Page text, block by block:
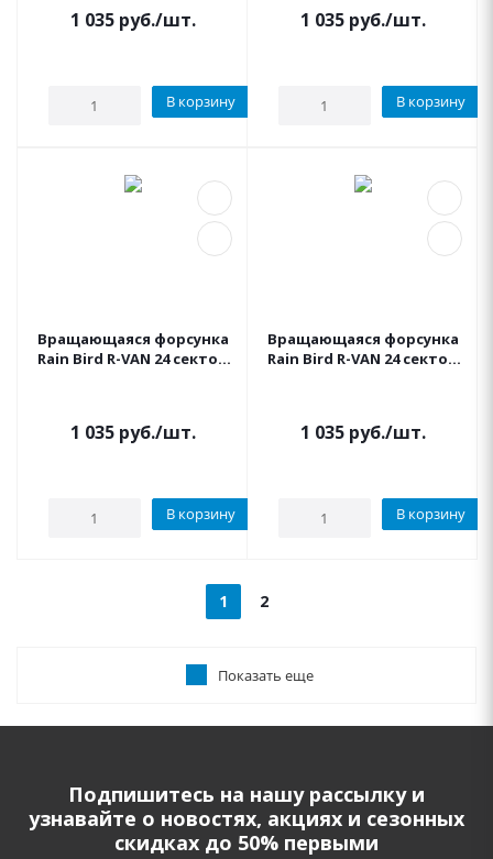
1 035руб./шт.
В корзину
1 035руб./шт.
В корзину
Вращающаяся форсунка
Rain Bird R-VAN 24 сектор
1 035руб./шт.
В корзину
Вращающаяся форсунка
Rain Bird R-VAN 24 сектор
1 035руб./шт.
В корзину
1 2
Показать еще
Подпишитесь на нашу рассылку и
узнавайте о новостях, акциях и сезонных
скидках до 50% первыми